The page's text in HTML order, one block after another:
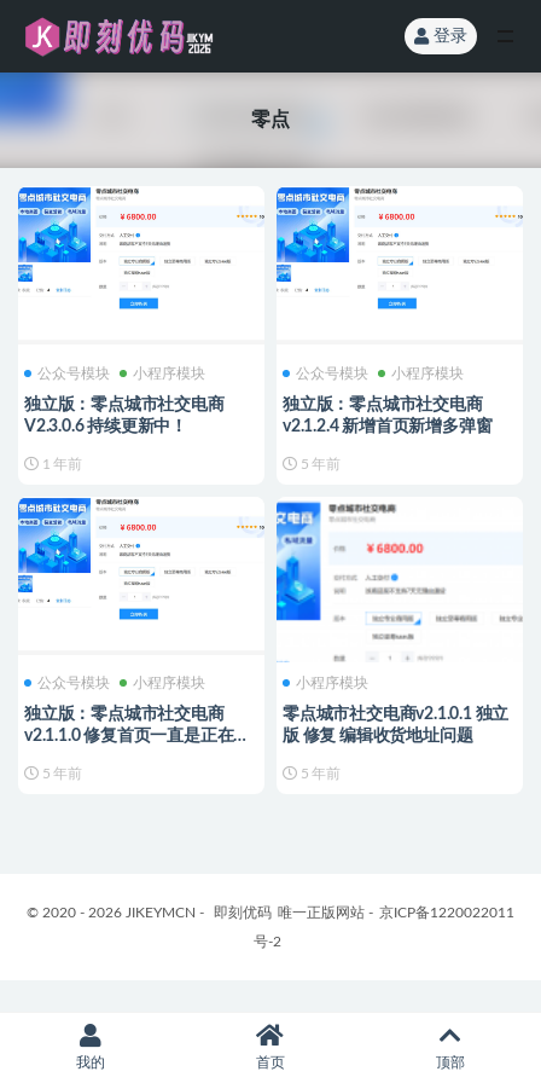
登录
零点
公众号模块 小程序模块
独立版：零点城市社交电商
V2.3.0.6 持续更新中！
1 年前
公众号模块 小程序模块
独立版：零点城市社交电商
v2.1.2.4 新增首页新增多弹窗
5 年前
公众号模块 小程序模块
独立版：零点城市社交电商
v2.1.1.0 修复首页一直是正在定
5 年前
小程序模块
零点城市社交电商v2.1.0.1 独立
版 修复 编辑收货地址问题
5 年前
© 2020 - 2026 JIKEYMCN - 即刻优码 唯一正版网站 - 京ICP备1220022011
号-2
我的 首页 顶部